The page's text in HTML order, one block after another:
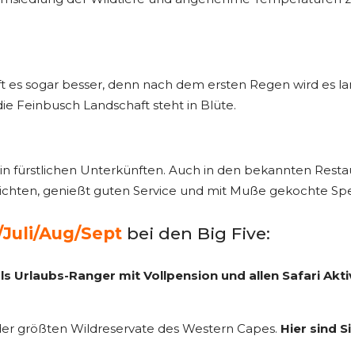
sogar besser, denn nach dem ersten Regen wird es
Feinbusch Landschaft steht in Blüte.
fürstlichen Unterkünften. Auch in den bekannten
genießt guten Service und mit Muße gekochte
Juli/Aug/Sept bei den Big Five:
Urlaubs-Ranger mit Vollpension und allen Safari
größten Wildreservate des Western Capes. Hier sind